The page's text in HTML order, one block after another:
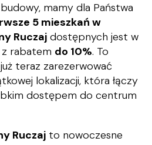
mamy dla Państwa
5 mieszkań w
Ruczaj dostępnych jest w
rabatem do 10%. To
teraz zarezerwować
lokalizacji, która łączy
dostępem do centrum
Ruczaj to nowoczesne